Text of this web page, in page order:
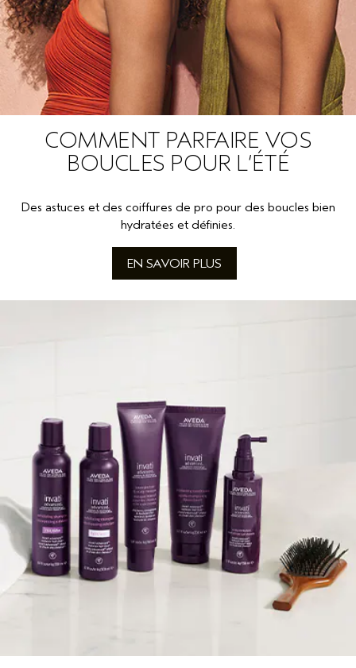
COMMENT PARFAIRE VOS
BOUCLES POUR L’ÉTÉ
Des astuces et des coiffures de pro pour des boucles bien
hydratées et définies.
EN SAVOIR PLUS